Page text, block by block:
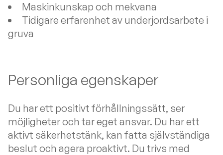
Maskinkunskap och mekvana
Tidigare erfarenhet av underjordsarbete i
gruva
Personliga egenskaper
Du har ett positivt förhållningssätt, ser
möjligheter och tar eget ansvar. Du har ett
aktivt säkerhetstänk, kan fatta självständiga
beslut och agera proaktivt. Du trivs med